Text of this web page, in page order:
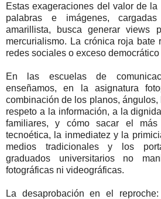
Estas exageraciones del valor de
palabras e imágenes,
amarillista, busca generar views
mercurialismo. La crónica roja
redes sociales o exceso
En las escuelas de
enseñamos, en la asignatura
combinación de los planos, ángulos,
respeto a la información, a la
familiares, y cómo sacar el
tecnoética, la inmediatez y la
medios tradicionales y los
graduados universitarios no
fotográficas ni videográficas.
La desaprobación en el